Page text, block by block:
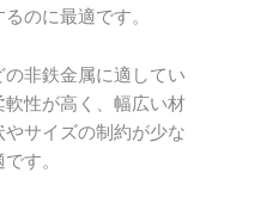
のに最適です。
非鉄金属に適してい
軟性が高く、幅広い材
サイズの制約が少な
す。